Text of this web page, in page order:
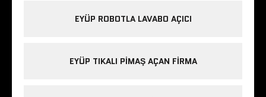
EYÜP ROBOTLA LAVABO AÇICI
EYÜP TIKALI PIMAŞ AÇAN FIRMA